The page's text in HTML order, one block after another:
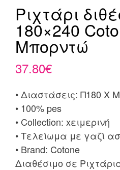
Ριχτάρι
180×240
Μπορντώ
37.80€
• Διαστάσεις: Π180 X
• 100% pes
• Collection: xειμερινή
• Τελείωμα με γαζί
• Brand: Cotone
Διαθέσιμο σε